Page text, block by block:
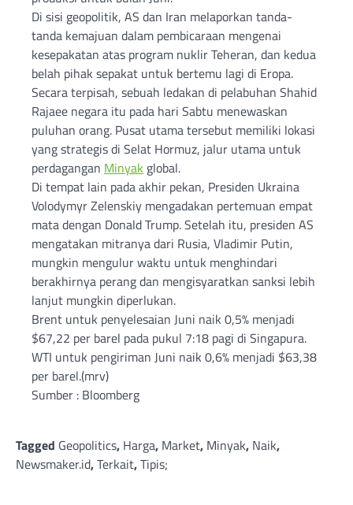
Di sisi geopolitik, AS dan Iran melaporkan tanda-
tanda kemajuan dalam pembicaraan mengenai
kesepakatan atas program nuklir Teheran, dan kedua
belah pihak sepakat untuk bertemu lagi di Eropa.
Secara terpisah, sebuah ledakan di pelabuhan Shahid
Rajaee negara itu pada hari Sabtu menewaskan
puluhan orang. Pusat utama tersebut memiliki lokasi
yang strategis di Selat Hormuz, jalur utama untuk
perdagangan Minyak global.
Di tempat lain pada akhir pekan, Presiden Ukraina
Volodymyr Zelenskiy mengadakan pertemuan empat
mata dengan Donald Trump. Setelah itu, presiden AS
mengatakan mitranya dari Rusia, Vladimir Putin,
mungkin mengulur waktu untuk menghindari
berakhirnya perang dan mengisyaratkan sanksi lebih
lanjut mungkin diperlukan.
Brent untuk penyelesaian Juni naik 0,5% menjadi
$67,22 per barel pada pukul 7:18 pagi di Singapura.
WTI untuk pengiriman Juni naik 0,6% menjadi $63,38
per barel.(mrv)
Sumber : Bloomberg
Tagged Geopolitics, Harga, Market, Minyak, Naik,
Newsmaker.id,Terkait,Tipis;